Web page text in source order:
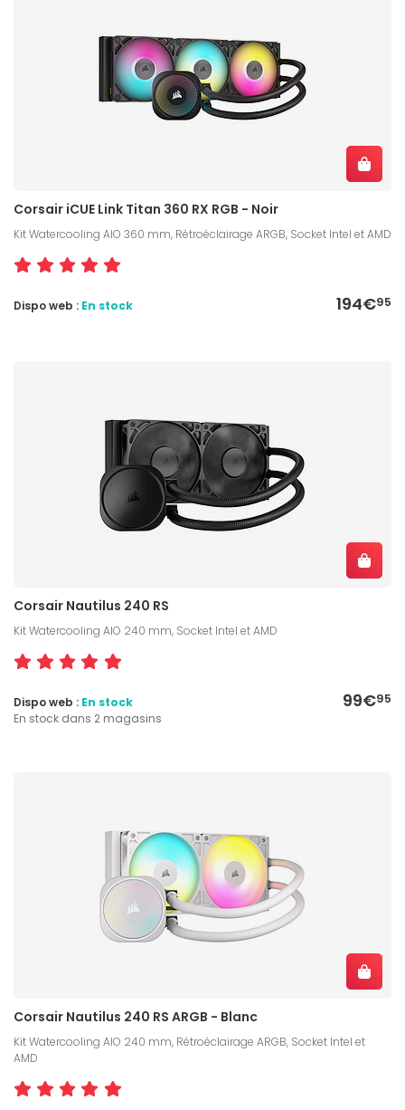
Corsair iCUE Link Titan 360 RX RGB - Noir
Kit Watercooling AIO 360 mm, Rétroéclairage ARGB, Socket Intel et AMD
194€95
Dispo web : En stock
Corsair Nautilus 240 RS
Kit Watercooling AIO 240 mm, Socket Intel et AMD
99€95
Dispo web : En stock
En stock dans 2 magasins
Corsair Nautilus 240 RS ARGB - Blanc
Kit Watercooling AIO 240 mm, Rétroéclairage ARGB, Socket Intel et
AMD